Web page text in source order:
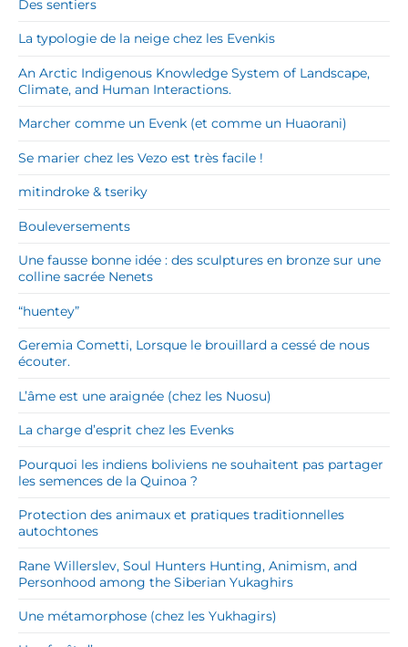
Des sentiers
La typologie de la neige chez les Evenkis
An Arctic Indigenous Knowledge System of Landscape,
Climate, and Human Interactions.
Marcher comme un Evenk (et comme un Huaorani)
Se marier chez les Vezo est très facile !
mitindroke & tseriky
Bouleversements
Une fausse bonne idée : des sculptures en bronze sur une
colline sacrée Nenets
“huentey”
Geremia Cometti, Lorsque le brouillard a cessé de nous
écouter.
L’âme est une araignée (chez les Nuosu)
La charge d’esprit chez les Evenks
Pourquoi les indiens boliviens ne souhaitent pas partager
les semences de la Quinoa ?
Protection des animaux et pratiques traditionnelles
autochtones
Rane Willerslev, Soul Hunters Hunting, Animism, and
Personhood among the Siberian Yukaghirs
Une métamorphose (chez les Yukhagirs)